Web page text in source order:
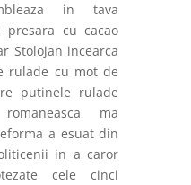
in tava
cu cacao
Stolojan incearca
rulade cu mot de
putinele rulade
ma
a esuat din
in a caror
cele cinci